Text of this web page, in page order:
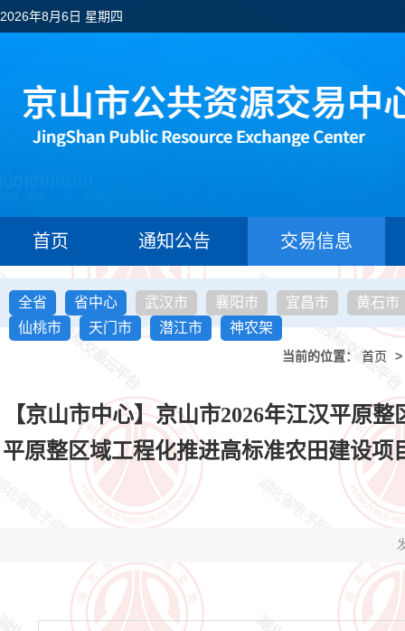
2026年8月6日 星期四
首页 通知公告 交易信息
全省 省中心 武汉市 襄阳市 宜昌市
黄石市
仙桃市
天门市 潜江市 神农架
当前的位置： 首页 >
【京山市中心】京山市2026年江汉平原
平原整区域工程化推进高标准农田建设项